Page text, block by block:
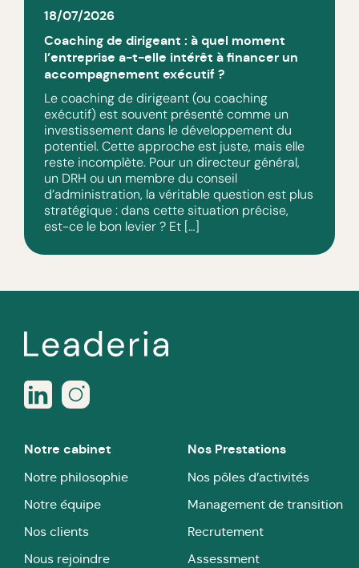
18/07/2026
Coaching de dirigeant : à quel moment
l’entreprise a-t-elle intérêt à financer un
accompagnement exécutif ?
Le coaching de dirigeant (ou coaching
exécutif) est souvent présenté comme un
investissement dans le développement du
potentiel. Cette approche est juste, mais elle
reste incomplète. Pour un directeur général,
un DRH ou un membre du conseil
d’administration, la véritable question est plus
stratégique : dans cette situation précise,
est-ce le bon levier ? Et […]
Notre cabinet
Notre philosophie
Notre équipe
Nos clients
Nous rejoindre
Nos Prestations
Nos pôles d’activités
Management de transition
Recrutement
Assessment